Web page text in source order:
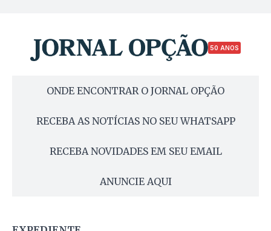
50 ANOS
ONDE ENCONTRAR O JORNAL OPÇÃO
RECEBA AS NOTÍCIAS NO SEU WHATSAPP
RECEBA NOVIDADES EM SEU EMAIL
ANUNCIE AQUI